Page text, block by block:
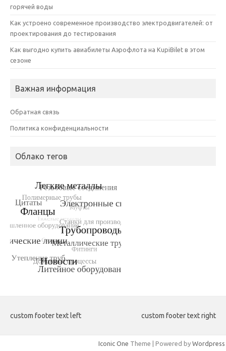
горячей воды
Как устроено современное производство электродвигателей: от
проектирования до тестирования
Как выгодно купить авиабилеты Аэрофлота на KupiBilet в этом
сезоне
Важная информация
Обратная связь
Политика конфиденциальности
Облако тегов
custom footer text left custom footer text right
Iconic One Theme | Powered by Wordpress